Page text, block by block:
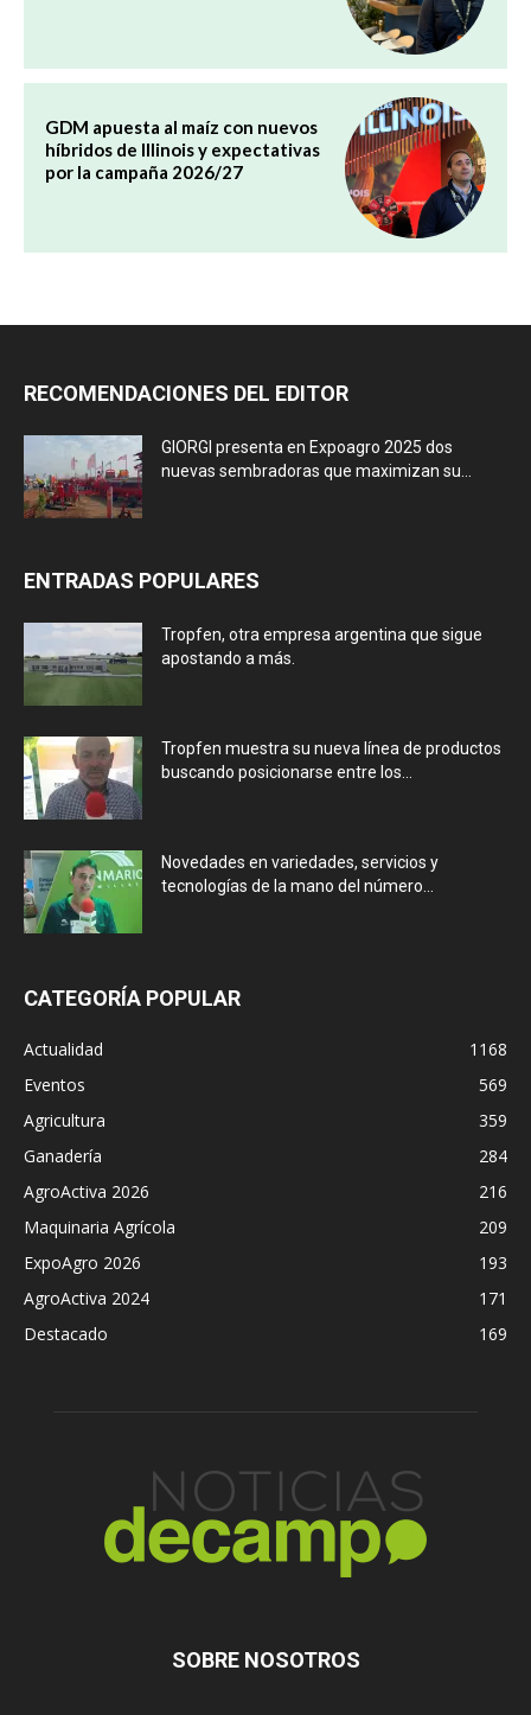
GDM apuesta al maíz con nuevos
híbridos de Illinois y expectativas
por la campaña 2026/27
RECOMENDACIONES DEL EDITOR
GIORGI presenta en Expoagro 2025 dos
nuevas sembradoras que maximizan su...
ENTRADAS POPULARES
Tropfen, otra empresa argentina que sigue
apostando a más.
Tropfen muestra su nueva línea de productos
buscando posicionarse entre los...
Novedades en variedades, servicios y
tecnologías de la mano del número...
CATEGORÍA POPULAR
Actualidad
1168
Eventos
569
Agricultura
359
Ganadería
284
AgroActiva 2026
216
Maquinaria Agrícola
209
ExpoAgro 2026
193
AgroActiva 2024
171
Destacado
169
SOBRE NOSOTROS